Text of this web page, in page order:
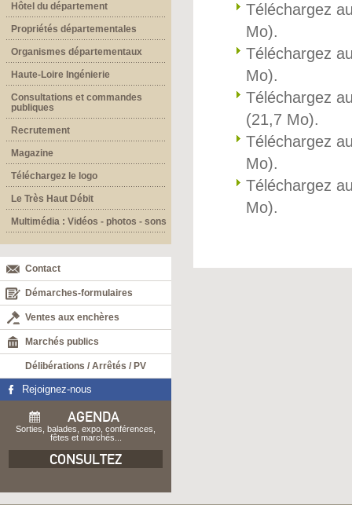
Hôtel du département
Propriétés départementales
Organismes départementaux
Haute-Loire Ingénierie
Consultations et commandes
publiques
Recrutement
Magazine
Téléchargez le logo
Le Très Haut Débit
Multimédia : Vidéos - photos - sons
Contact
Démarches-formulaires
Ventes aux enchères
Marchés publics
Délibérations / Arrêtés / PV
Rejoignez-nous
AGENDA
Sorties, balades, expo, conférences,
fêtes et marchés...
CONSULTEZ
Téléchargez
Mo).
Téléchargez
Mo).
Téléchargez
(21,7 Mo).
Téléchargez
Mo).
Téléchargez
Mo).